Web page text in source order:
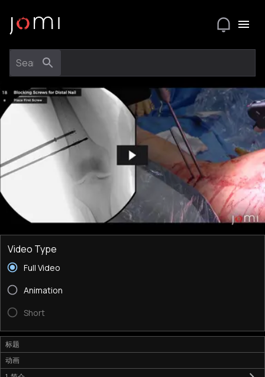
Video Type
Full Video
Animation
Short
标题
动画